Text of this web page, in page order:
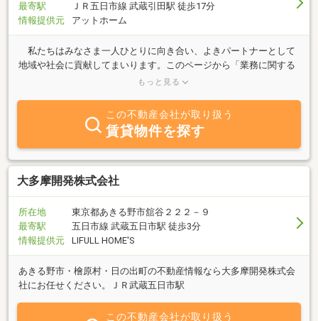
最寄駅
ＪＲ五日市線 武蔵引田駅 徒歩17分
情報提供元
アットホーム
私たちはみなさま一人ひとりに向き合い、よきパートナーとして
地域や社会に貢献してまいります。このページから「業務に関する
こと」や「知りたい情報」など、また、弊社HPよりお役に立てる情
りを心掛けています私たちは信用と信頼を大切に、責任感を持って
業務に取り組んでいます。女性スタッフも在籍しており、お客様の
相談しやすい雰囲気づくりを心掛けております。また、キッズスペ
ースも設置しており、お子様連れのお客様も大歓迎です。お気軽に
ご来店ください。
もっと見る
この不動産会社が取り扱う
賃貸物件を探す
大多摩開発株式会社
所在地
東京都あきる野市舘谷２２２－９
最寄駅
五日市線 武蔵五日市駅 徒歩3分
情報提供元
LIFULL HOME'S
あきる野市・檜原村・日の出町の不動産情報なら大多摩開発株式会
社にお任せください。ＪＲ武蔵五日市駅
この不動産会社が取り扱う